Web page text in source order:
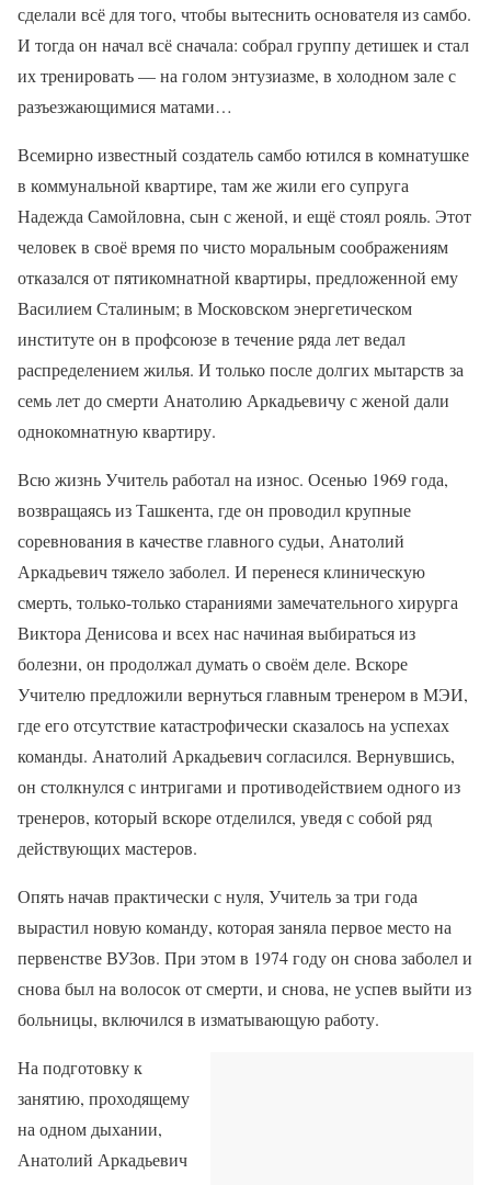
сделали всё для того, чтобы вытеснить основателя из самбо.
И тогда он начал всё сначала: собрал группу детишек и стал
их тренировать — на голом энтузиазме, в холодном зале с
разъезжающимися матами…
Всемирно известный создатель самбо ютился в комнатушке
в коммунальной квартире, там же жили его супруга
Надежда Самойловна, сын с женой, и ещё стоял рояль. Этот
человек в своё время по чисто моральным соображениям
отказался от пятикомнатной квартиры, предложенной ему
Василием Сталиным; в Московском энергетическом
институте он в профсоюзе в течение ряда лет ведал
распределением жилья. И только после долгих мытарств за
семь лет до смерти Анатолию Аркадьевичу с женой дали
однокомнатную квартиру.
Всю жизнь Учитель работал на износ. Осенью 1969 года,
возвращаясь из Ташкента, где он проводил крупные
соревнования в качестве главного судьи, Анатолий
Аркадьевич тяжело заболел. И перенеся клиническую
смерть, только-только стараниями замечательного хирурга
Виктора Денисова и всех нас начиная выбираться из
болезни, он продолжал думать о своём деле. Вскоре
Учителю предложили вернуться главным тренером в МЭИ,
где его отсутствие катастрофически сказалось на успехах
команды. Анатолий Аркадьевич согласился. Вернувшись,
он столкнулся с интригами и противодействием одного из
тренеров, который вскоре отделился, уведя с собой ряд
действующих мастеров.
Опять начав практически с нуля, Учитель за три года
вырастил новую команду, которая заняла первое место на
первенстве ВУЗов. При этом в 1974 году он снова заболел и
снова был на волосок от смерти, и снова, не успев выйти из
больницы, включился в изматывающую работу.
На подготовку к
занятию, проходящему
на одном дыхании,
Анатолий Аркадьевич